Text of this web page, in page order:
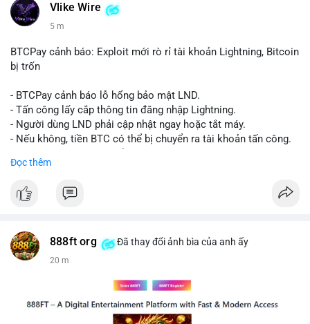
Vlike Wire
5 m
BTCPay cảnh báo: Exploit mới rò rỉ tài khoản Lightning, Bitcoin
bị trốn
- BTCPay cảnh báo lỗ hổng bảo mật LND.
- Tấn công lấy cắp thông tin đăng nhập Lightning.
- Người dùng LND phải cập nhật ngay hoặc tắt máy.
- Nếu không, tiền BTC có thể bị chuyển ra tài khoản tấn công.
#vlikevn #titanbot
Đọc thêm
888ft org Đã thay đổi ảnh bìa của anh ấy
20 m